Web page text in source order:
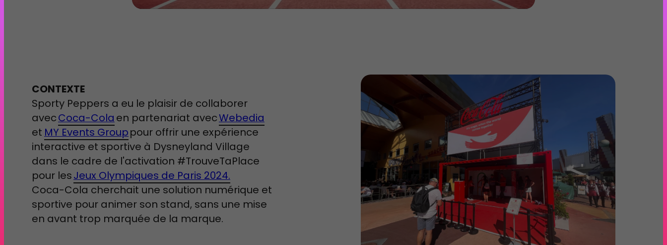
CONTEXTE
Sporty Peppers a eu le plaisir de collaborer
avecCoca-Cola en partenariat avecWebedia
et MY Events Grouppour offrir une expérience
interactive et sportive à Dysneyland Village
dans le cadre de l'activation #TrouveTaPlace
pour lesJeux Olympiques de Paris 2024.
Coca-Cola cherchait une solution numérique et
sportive pour animer son stand, sans une mise
en avant trop marquée de la marque.